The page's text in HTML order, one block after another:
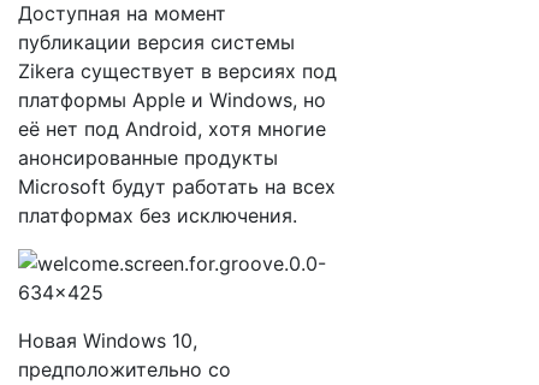
Доступная на момент
публикации версия системы
Zikera существует в версиях под
платформы Apple и Windows, но
её нет под Android, хотя многие
анонсированные продукты
Microsoft будут работать на всех
платформах без исключения.
Новая Windows 10,
предположительно со